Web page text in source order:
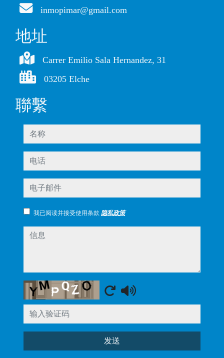
inmopimar@gmail.com
地址
Carrer Emilio Sala Hernandez, 31
03205 Elche
聯繫
名称
电话
电子邮件
我已阅读并接受使用条款 隐私政策
信息
Captcha
发送